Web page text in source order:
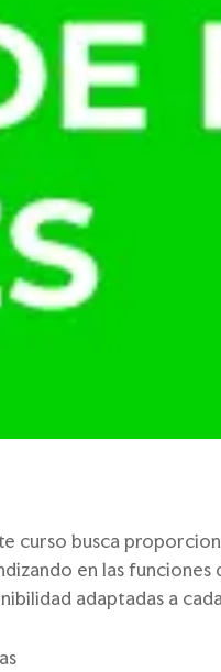
curso busca
en las
adaptadas a